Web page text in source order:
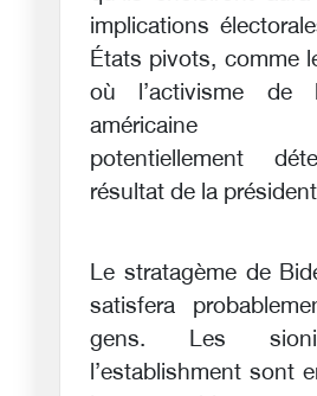
implications
États pivots, comme
où l’activisme de
américaine
potentiellement
résultat de la
Le stratagème de
satisfera
gens. Les
l’establishment sont